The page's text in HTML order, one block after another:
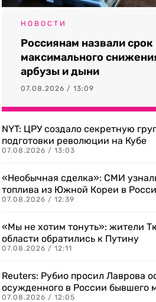
НОВОСТИ
Россиянам назвали срок
максимального
арбузы и дыни
07.08.2026 / 13:09
NYT: ЦРУ создало секретную
подготовки революции на Кубе
07.08.2026 / 13:03
«Необычная сделка»: СМИ
топлива из Южной Кореи в
07.08.2026 / 12:39
«Мы не хотим тонуть»: жители
области обратились к Путину
07.08.2026 / 12:11
Reuters: Рубио просил Лаврова
осужденного в России бывшего
07.08.2026 / 12:05